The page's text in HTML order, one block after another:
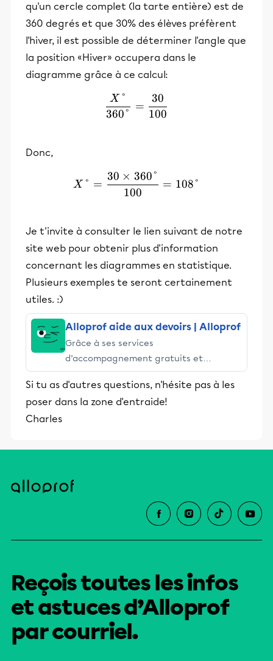
qu'un cercle complet (la tarte entière) est de
360 degrés et que 30% des élèves préfèrent
l'hiver, il est possible de déterminer l'angle que
la position «Hiver» occupera dans le
diagramme grâce à ce calcul:
360°
X °
=
100
30
Donc,
X ° =
100
30 × 360°
= 108°
Je t'invite à consulter le lien suivant de notre
site web pour obtenir plus d'information
concernant les diagrammes en statistique.
Plusieurs exemples te seront certainement
utiles. :)
Alloprof aide aux devoirs | Alloprof
Grâce à ses services
d’accompagnement gratuits et
stimulants, Alloprof engage les élèves
et leurs parents dans la réussite
éducative.
Si tu as d'autres questions, n'hésite pas à les
poser dans la zone d'entraide!
Charles
Reçois toutes les infos
et astuces d’Alloprof
par courriel.